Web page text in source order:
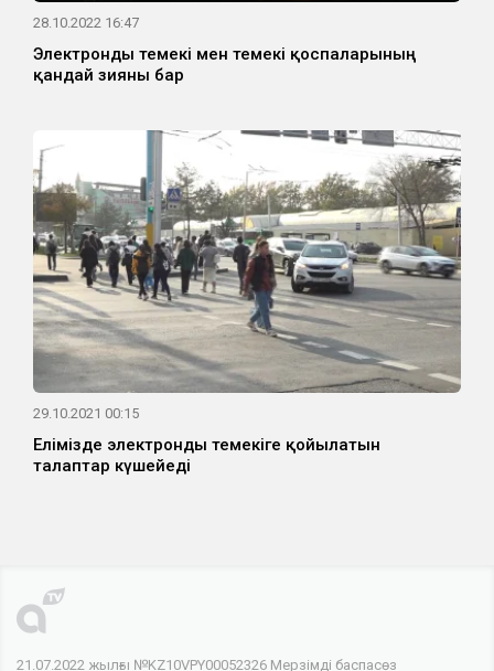
28.10.2022 16:47
Электронды темекі мен темекі қоспаларының
қандай зияны бар
29.10.2021 00:15
Елімізде электронды темекіге қойылатын
талаптар күшейеді
21.07.2022 жылғы №KZ10VPY00052326 Мерзімді баспасөз